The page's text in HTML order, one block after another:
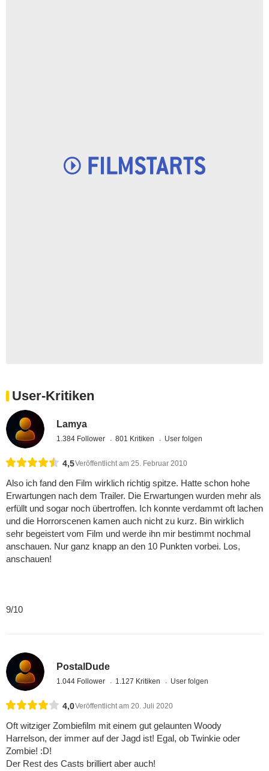
User-Kritiken
Lamya
1.384 Follower 801 Kritiken User folgen
4,5Veröffentlicht am 25. Februar 2010
Also ich fand den Film wirklich richtig spitze. Hatte schon hohe
Erwartungen nach dem Trailer. Die Erwartungen wurden mehr als
erfüllt und sogar noch übertroffen. Ich konnte verdammt oft lachen
und die Horrorscenen kamen auch nicht zu kurz. Bin wirklich
sehr begeistert vom Film und werde ihn mir bestimmt nochmal
anschauen. Nur ganz knapp an den 10 Punkten vorbei. Los,
anschauen!
9/10
PostalDude
1.044 Follower 1.127 Kritiken User folgen
4,0Veröffentlicht am 20. Juli 2020
Oft witziger Zombiefilm mit einem gut gelaunten Woody
Harrelson, der immer auf der Jagd ist! Egal, ob Twinkie oder
Zombie! :D!
Der Rest des Casts brilliert aber auch!